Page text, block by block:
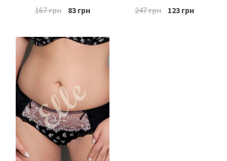
167грн 83грн 247грн 123 грн